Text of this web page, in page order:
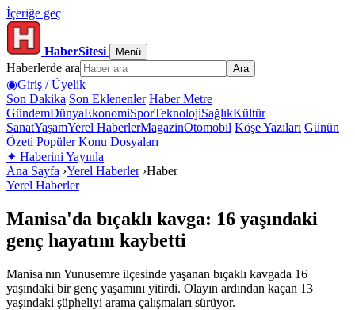
İçeriğe geç
HaberSitesi Menü
Haberlerde ara Ara
◉Giriş / Üyelik
Son Dakika Son Eklenenler Haber Metre
GündemDünyaEkonomiSporTeknolojiSağlıkKültür
SanatYaşamYerel HaberlerMagazinOtomobil Köşe Yazıları Günün
Özeti Popüler Konu Dosyaları
✦ Haberini Yayınla
Ana Sayfa ›Yerel Haberler ›Haber
Yerel Haberler
Manisa'da bıçaklı kavga: 16 yaşındaki
genç hayatını kaybetti
Manisa'nın Yunusemre ilçesinde yaşanan bıçaklı kavgada 16
yaşındaki bir genç yaşamını yitirdi. Olayın ardından kaçan 13
yaşındaki şüpheliyi arama çalışmaları sürüyor.